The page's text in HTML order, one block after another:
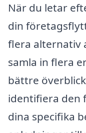
När du letar
din
flera alternativ
samla in flera
bättre
identifiera den
dina specifika